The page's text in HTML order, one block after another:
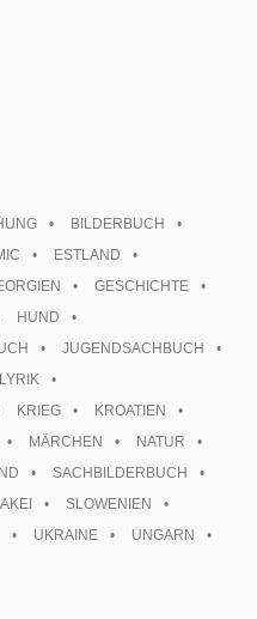
BILDERBUCH
ESTLAND
GESCHICHTE
HUND
JUGENDSACHBUCH
KRIEG
KROATIEN
MÄRCHEN
NATUR
SACHBILDERBUCH
SLOWENIEN
UKRAINE
UNGARN